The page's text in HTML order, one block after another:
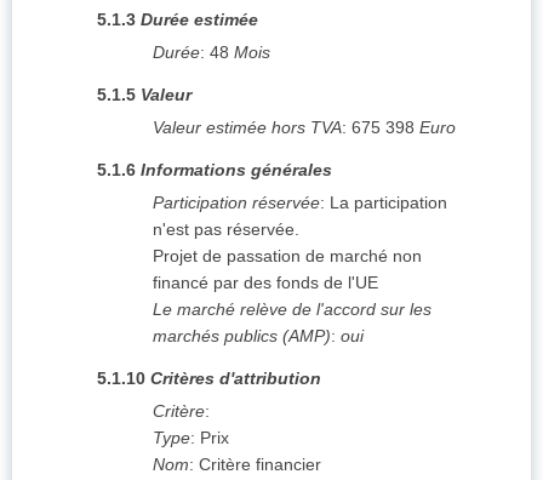
5.1.3 Durée estimée
Durée: 48 Mois
5.1.5 Valeur
Valeur estimée hors TVA: 675 398 Euro
5.1.6 Informations générales
Participation réservée: La participation
n'est pas réservée.
Projet de passation de marché non
financé par des fonds de l'UE
Le marché relève de l'accord sur les
marchés publics (AMP): oui
5.1.10 Critères d'attribution
Critère:
Type: Prix
Nom: Critère financier